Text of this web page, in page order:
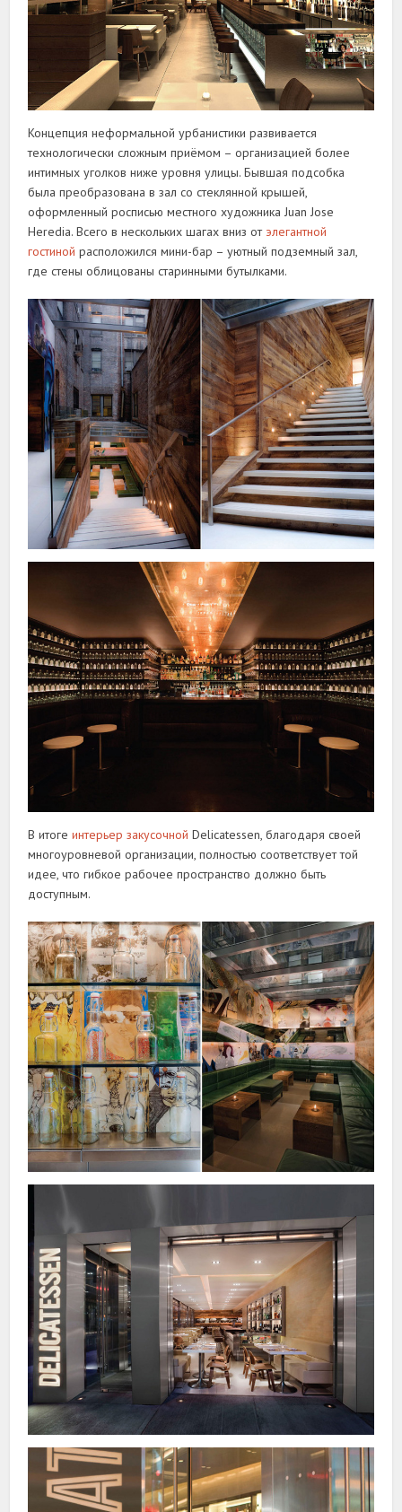
Концепция неформальной урбанистики развивается
технологически сложным приёмом – организацией более
интимных уголков ниже уровня улицы. Бывшая подсобка
была преобразована в зал со стеклянной крышей,
оформленный росписью местного художника Juan Jose
Heredia. Всего в нескольких шагах вниз от элегантной
гостиной расположился мини-бар – уютный подземный зал,
где стены облицованы старинными бутылками.
В итогеинтерьер закусочной Delicatessen, благодаря своей
многоуровневой организации, полностью соответствует той
идее, что гибкое рабочее пространство должно быть
доступным.